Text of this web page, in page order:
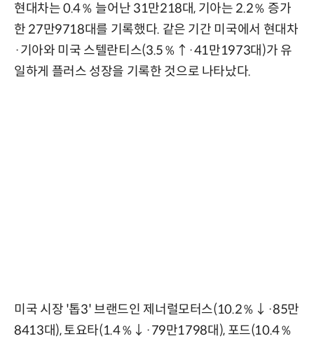
현대차는 0.4％ 늘어난 31만218대, 기아는 2.2％ 증가
한 27만9718대를 기록했다. 같은 기간 미국에서 현대차
·기아와 미국 스텔란티스(3.5％↑·41만1973대)가 유
일하게 플러스 성장을 기록한 것으로 나타났다.
미국 시장 '톱3' 브랜드인 제너럴모터스(10.2％↓·85만
8413대), 토요타(1.4％↓·79만1798대), 포드(10.4％